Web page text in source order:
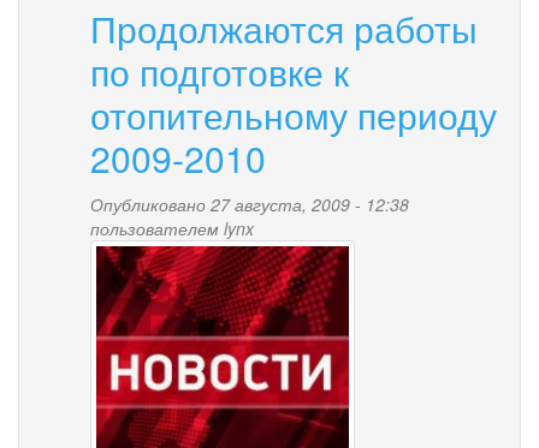
заявок
на
предоставление
водных
биологических
ресурсов
Продолжаются работы
по подготовке к
отопительному периоду
2009-2010
Опубликовано 27 августа, 2009 - 12:38
пользователем lynx
news-
palana.jpg